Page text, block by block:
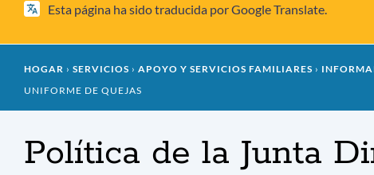
Esta página ha sido traducida por Google Translate.
Migaja
de
pan
HOGAR SERVICIOS APOYO Y SERVICIOS FAMILIARES
UNIFORME DE QUEJAS
Política de la Junta